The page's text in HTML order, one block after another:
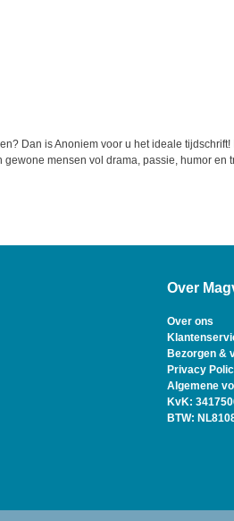
Dan is Anoniem voor u het ideale tijdschrift!
mensen vol drama, passie, humor en
Over
Over ons
Bezorgen &
Privacy
Algemene
KvK:
BTW: